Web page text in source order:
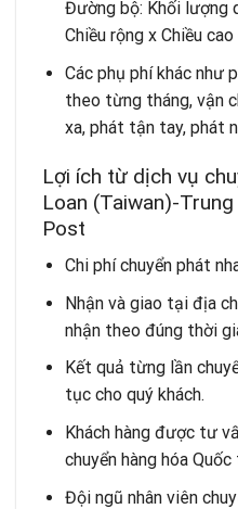
Đường bộ: Khối lượng
Chiều rộng x Chiều
Các phụ phí khác như
theo từng tháng, vận
xa, phát tận tay, phát
Lợi ích từ dịch vụ
Loan (Taiwan)-
Post
Chi phí chuyển phát
Nhận và giao tại địa
nhận theo đúng thời
Kết quả từng lần
tục cho quý khách.
Khách hàng được tư
chuyển hàng hóa Quốc
Đội ngũ nhân viên